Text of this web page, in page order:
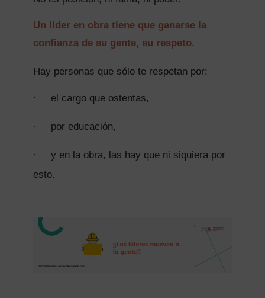
Un líder en obra tiene que ganarse la
confianza de su gente, su respeto.
Hay personas que sólo te respetan por:
· el cargo que ostentas,
· por educación,
·
y en la obra, las hay que ni siquiera por
esto.